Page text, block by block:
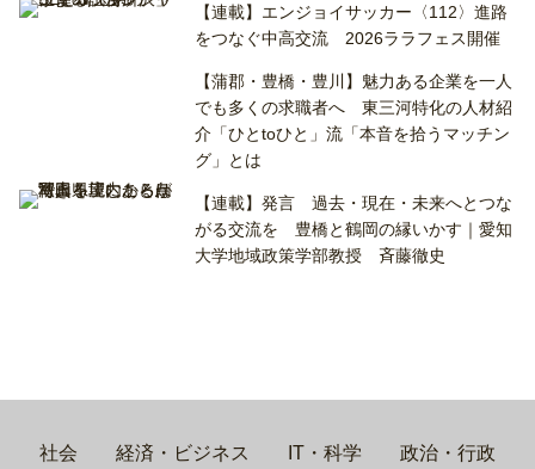
【連載】エンジョイサッカー〈112〉進路
をつなぐ中高交流 2026ララフェス開催
【蒲郡・豊橋・豊川】魅力ある企業を一人
でも多くの求職者へ 東三河特化の人材紹
介「ひとtoひと」流「本音を拾うマッチン
グ」とは
【連載】発言 過去・現在・未来へとつな
がる交流を 豊橋と鶴岡の縁いかす｜愛知
大学地域政策学部教授 斉藤徹史
社会 経済・ビジネス IT・科学
政治・行政